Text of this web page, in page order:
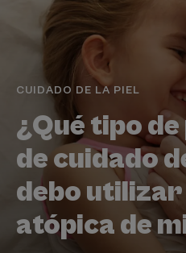
CUIDADO DE LA PIEL
¿Qué tipo
de cuidado
debo
atópica de